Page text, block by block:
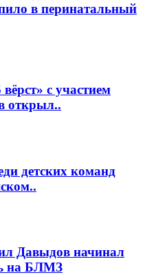
в перинатальный
с участием
открыл..
детских команд
Давыдов начинал
на БЛМЗ